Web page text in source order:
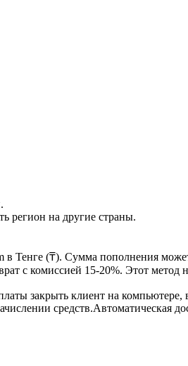
регион на другие страны.
Тенге (₸). Сумма пополнения
с комиссией 15-20%. Этот метод
закрыть клиент на компьютере,
средств.Автоматическая